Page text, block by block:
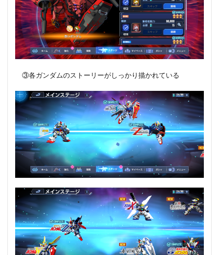
③各ガンダムのストーリーがしっかり描かれている